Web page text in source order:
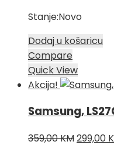
Stanje:Novo
Dodaj u košaricu
Compare
Quick View
Akcija!
Samsung,
359,00KMIzvorna
299,00